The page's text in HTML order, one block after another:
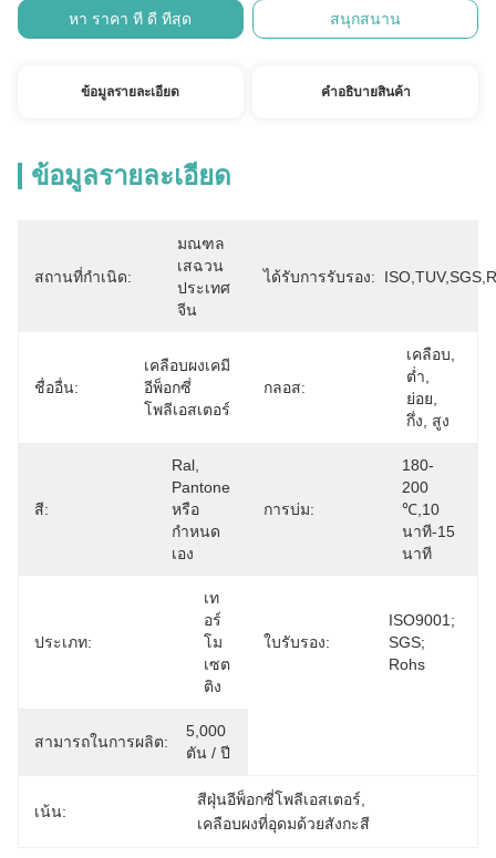
หา ราคา ที่ ดี ที่สุด สนุกสนาน
ข้อมูลรายละเอียด คําอธิบายสินค้า
ข้อมูลรายละเอียด
สถานที่กำเนิด:
มณฑล
เสฉวน
ประเทศ
จีน
ได้รับการรับรอง:
ชื่ออื่น:
เคลือบผงเคมี
อีพ็อกซี่
โพลีเอสเตอร์
กลอส:
เคลือบ,
ต่ำ,
ย่อย,
กึ่ง, สูง
สี:
Ral,
Pantone
หรือ
กำหนด
เอง
การบ่ม:
180-
200
℃,10
นาที-15
นาที
ประเภท:
เท
อร์
โม
เซต
ติง
ใบรับรอง:
ISO9001;
SGS;
Rohs
สามารถในการผลิต:
5,000
ตัน / ปี
เน้น:
สีฝุ่นอีพ็อกซี่โพลีเอสเตอร์
เคลือบผงที่อุดมด้วยสังกะสี